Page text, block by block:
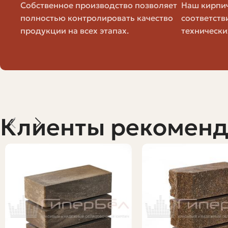
Сравнение с другими видами
таблице я выделил основные различия, полезные при
Прочность Высокая
Цветовая гамма Широкая,
Стоимость Средняя
Собственное производство позволяет
полностью контролировать качество
продукции на всех этапах.
Наш
Клиенты